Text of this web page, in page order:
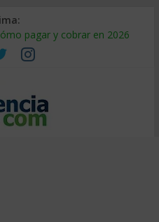
pagar y cobrar en 2026
qué sale tan caro
auditarla a tiempo
suministro: qué hacer
segmentarlo y venderle